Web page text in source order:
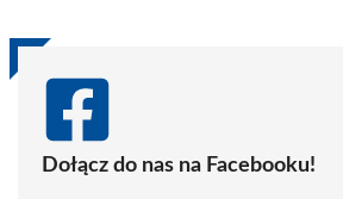
Dołącz do nas na Facebooku!